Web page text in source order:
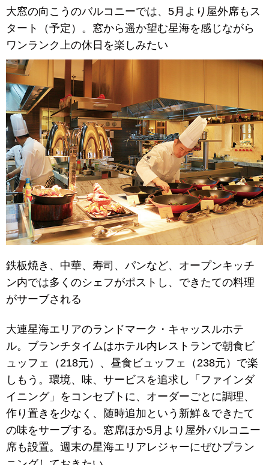
大窓の向こうのバルコニーでは、5月より屋外席もス
タート（予定）。窓から遥か望む星海を感じながら
ワンランク上の休日を楽しみたい
鉄板焼き、中華、寿司、パンなど、オープンキッチ
ン内では多くのシェフがポストし、できたての料理
がサーブされる
大連星海エリアのランドマーク・キャッスルホテ
ル。ブランチタイムはホテル内レストランで朝食ビ
ュッフェ（218元）、昼食ビュッフェ（238元）で楽
しもう。環境、味、サービスを追求し「ファインダ
イニング」をコンセプトに、オーダーごとに調理、
作り置きを少なく、随時追加という新鮮＆できたて
の味をサーブする。窓席ほか5月より屋外バルコニー
席も設置。週末の星海エリアレジャーにぜひプラン